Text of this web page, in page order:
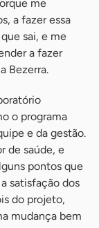
me
a fazer essa
sai, e me
a fazer
Bezerra.
o programa
e da gestão.
de saúde, e
pontos que
satisfação dos
do projeto,
mudança bem